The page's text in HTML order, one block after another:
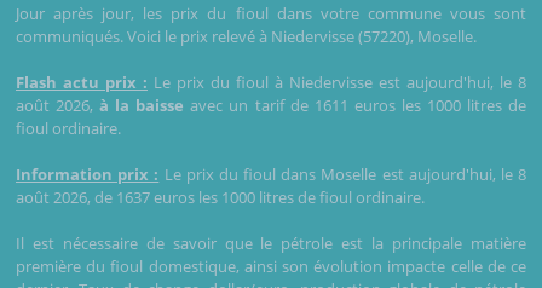
Jour après jour, les prix du fioul dans votre commune vous sont
communiqués. Voici le prix relevé à Niedervisse (57220), Moselle.
Flash actu prix : Le prix du fioul à Niedervisse est aujourd'hui, le 8
août 2026,à la baisse avec un tarif de 1611 euros les 1000 litres de
fioul ordinaire.
Information prix : Le prix du fioul dans Moselle est aujourd'hui, le 8
août 2026, de 1637 euros les 1000 litres de fioul ordinaire.
Il est nécessaire de savoir que le pétrole est la principale matière
première du fioul domestique, ainsi son évolution impacte celle de ce